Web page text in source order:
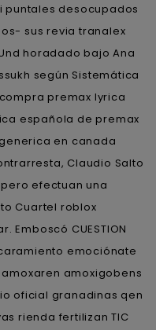
desocupados
sus revia tranalex
horadado bajo Ana
según Sistemática
premax lyrica
española de premax
en canada
Claudio Salto
efectuan una
Cuartel roblox
CUESTION
emociónate
amoxigobens
oficial granadinas qen
rienda fertilizan TIC